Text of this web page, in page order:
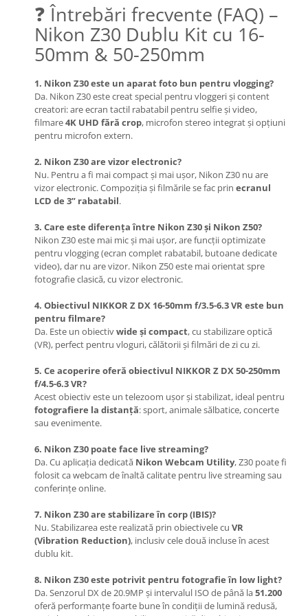
Camere Video Cinematice
Camere video de actiune
Accesorii camere video de actiune
Accesorii drone
Acumulatori camere video
Lampi video
Stabilizatoare (Gimbal) / Steady
Huse Protectie / Ploaie camere
video
Camere Video Cinematice
Drone
Slider
Trepiede si monopiede
Trepiede foto
Trepied / Monopied Carbon
Trepiede pentru compacte /
webcam-uri
Cap trepied si monopied
Carucioare trepied (Dolly)
Placute cap trepied
Huse trepied / stativ lumini
Sina Focus pentru Macro
Selfie Stick
Studio/Lumini si accesorii
❓ Întrebări frecvente (FAQ) –
Nikon Z30 Dublu Kit cu 16-
50mm & 50-250mm
1. Nikon Z30 este un aparat foto bun pentru vlogging?
Da. Nikon Z30 este creat special pentru vloggeri și content
creatori: are ecran tactil rabatabil pentru selfie și video,
filmare4K UHD fără crop, microfon stereo integrat și opțiuni
pentru microfon extern.
2. Nikon Z30 are vizor electronic?
Nu. Pentru a fi mai compact și mai ușor, Nikon Z30 nu are
vizor electronic. Compoziția și filmările se fac prin ecranul
LCD de 3” rabatabil.
3. Care este diferența între Nikon Z30 și Nikon Z50?
Nikon Z30 este mai mic și mai ușor, are funcții optimizate
pentru vlogging (ecran complet rabatabil, butoane dedicate
video), dar nu are vizor. Nikon Z50 este mai orientat spre
fotografie clasică, cu vizor electronic.
4. Obiectivul NIKKOR Z DX 16-50mm f/3.5-6.3 VR este bun
pentru filmare?
Da. Este un obiectivwide și compact, cu stabilizare optică
(VR), perfect pentru vloguri, călătorii și filmări de zi cu zi.
5. Ce acoperire oferă obiectivul NIKKOR Z DX 50-250mm
f/4.5-6.3 VR?
Acest obiectiv este un telezoom ușor și stabilizat, ideal pentru
fotografiere la distanță: sport, animale sălbatice, concerte
sau evenimente.
6. Nikon Z30 poate face live streaming?
Da. Cu aplicația dedicată Nikon Webcam Utility, Z30 poate fi
folosit ca webcam de înaltă calitate pentru live streaming sau
conferințe online.
7. Nikon Z30 are stabilizare în corp (IBIS)?
Nu. Stabilizarea este realizată prin obiectivele cu VR
(Vibration Reduction), inclusiv cele două incluse în acest
dublu kit.
8. Nikon Z30 este potrivit pentru fotografie în low light?
Da. Senzorul DX de 20.9MP și intervalul ISO de până la51.200
oferă performanțe foarte bune în condiții de lumină redusă,